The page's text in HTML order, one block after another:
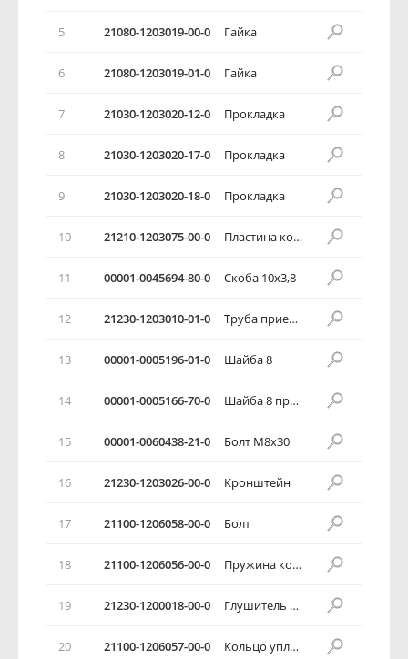
5 21080-1203019-00-0 Гайка
6 21080-1203019-01-0 Гайка
7 21030-1203020-12-0 Прокладка
8 21030-1203020-17-0 Прокладка
9 21030-1203020-18-0 Прокладка
10 21210-1203075-00-0 Пластина контровки гаек
11 00001-0045694-80-0 Скоба 10х3,8
12 21230-1203010-01-0 Труба приемная
13 00001-0005196-01-0 Шайба 8
14 00001-0005166-70-0 Шайба 8 пружинная
15 00001-0060438-21-0 Болт М8х30
16 21230-1203026-00-0 Кронштейн
17 21100-1206058-00-0 Болт
18 21100-1206056-00-0 Пружина коническая
19 21230-1200018-00-0 Глушитель дополнительный с нейтрализатором в сборе
20 21100-1206057-00-0 Кольцо уплотнительное